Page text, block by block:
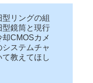
リングの組
型鏡筒と現行
CMOSカメ
ステムチャ
教えてほし